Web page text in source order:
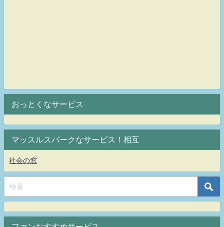
おっとくなサービス
マッスルスパークなサービス！相互
社会の窓